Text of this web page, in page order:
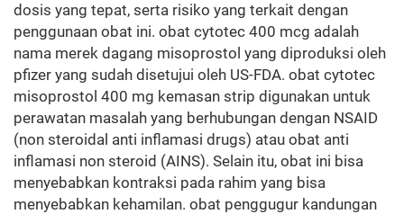
dosis yang tepat, serta risiko yang terkait dengan
penggunaan obat ini. obat cytotec 400 mcg adalah
nama merek dagang misoprostol yang diproduksi oleh
pfizer yang sudah disetujui oleh US-FDA. obat cytotec
misoprostol 400 mg kemasan strip digunakan untuk
perawatan masalah yang berhubungan dengan NSAID
(non steroidal anti inflamasi drugs) atau obat anti
inflamasi non steroid (AINS). Selain itu, obat ini bisa
menyebabkan kontraksi pada rahim yang bisa
menyebabkan kehamilan. obat penggugur kandungan